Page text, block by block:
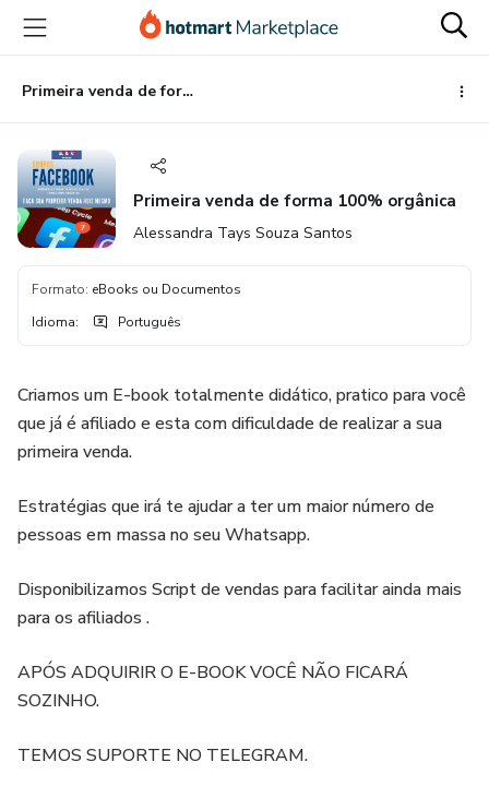
para
conteúdo
principal
para
pagamento
para
rodapé
Primeira venda de forma 100% orgânica
Primeira venda de forma 100% orgânica
Alessandra Tays Souza Santos
Formato: eBooks ou Documentos
Idioma: Português
Criamos um E-book totalmente didático, pratico para você
que já é afiliado e esta com dificuldade de realizar a sua
primeira venda.
Estratégias que irá te ajudar a ter um maior número de
pessoas em massa no seu Whatsapp.
Disponibilizamos Script de vendas para facilitar ainda mais
para os afiliados .
APÓS ADQUIRIR O E-BOOK VOCÊ NÃO FICARÁ
SOZINHO.
TEMOS SUPORTE NO TELEGRAM.